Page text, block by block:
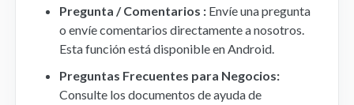
Pregunta / Comentarios : Envíe una pregunta
o envíe comentarios directamente a nosotros.
Esta función está disponible en Android.
Preguntas Frecuentes para Negocios:
Consulte los documentos de ayuda de